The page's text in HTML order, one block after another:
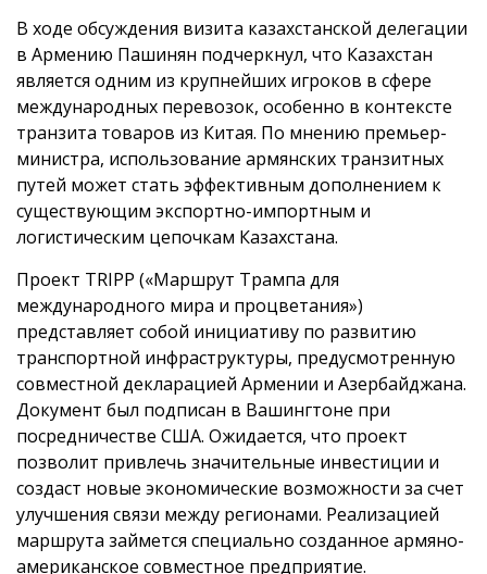
В ходе обсуждения визита казахстанской делегации
в Армению Пашинян подчеркнул, что Казахстан
является одним из крупнейших игроков в сфере
международных перевозок, особенно в контексте
транзита товаров из Китая. По мнению премьер-
министра, использование армянских транзитных
путей может стать эффективным дополнением к
существующим экспортно-импортным и
логистическим цепочкам Казахстана.
Проект TRIPP («Маршрут Трампа для
международного мира и процветания»)
представляет собой инициативу по развитию
транспортной инфраструктуры, предусмотренную
совместной декларацией Армении и Азербайджана.
Документ был подписан в Вашингтоне при
посредничестве США. Ожидается, что проект
позволит привлечь значительные инвестиции и
создаст новые экономические возможности за счет
улучшения связи между регионами. Реализацией
маршрута займется специально созданное армяно-
американское совместное предприятие.